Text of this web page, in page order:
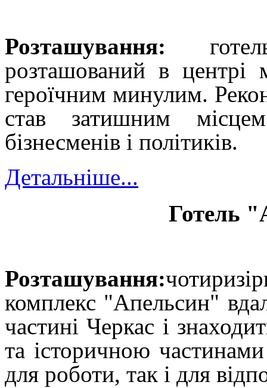
Розташування:
розташований в центрі
героїчним минулим.
став затишним
бізнесменів і політиків.
Детальніше...
Готель
Розташування:ч
комплекс "Апельсин"
частині Черкас і
та історичною
для роботи, так і для